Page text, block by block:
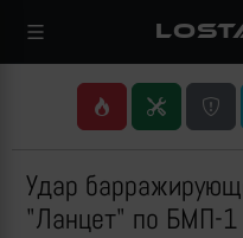
Удар
"Ланцет" по БМП-